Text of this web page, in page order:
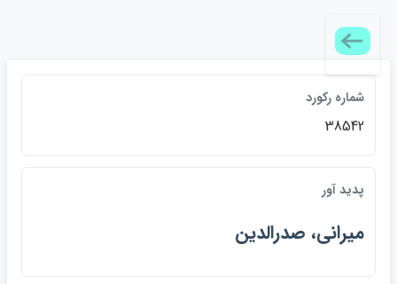
شماره ركورد
38542
پديد آور
ميراني، صدرالدين